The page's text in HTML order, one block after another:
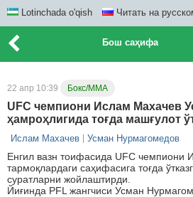
Lotinchada o'qish Читать на
Бош саҳифа
22 апр 10:39 Бокс/ММА
UFC чемпиони Ислам Махачев
ҳамроҳлигида тоғда машғулот
Ислам Махачев Усман Нурмагомедов
Енгил вазн тоифасида UFC чемпиони
тармоқлардаги саҳифасига тоғда
суратларни жойлаштирди.
Йиғинда PFL жангчиси Усман